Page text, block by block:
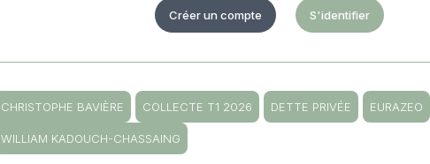
Créer un compte S'identifier
CHRISTOPHE BAVIÈRE COLLECTE T1 2026 DETTE PRIVÉE EURAZEO
WILLIAM KADOUCH-CHASSAING